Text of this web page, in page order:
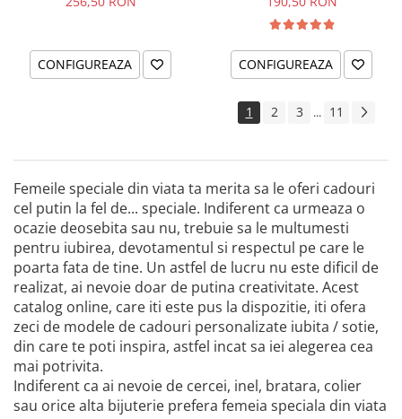
CONFIGUREAZA CONFIGUREAZA
1 2 3 ... 11
Femeile speciale din viata ta merita sa le oferi cadouri
cel putin la fel de... speciale. Indiferent ca urmeaza o
ocazie deosebita sau nu, trebuie sa le multumesti
pentru iubirea, devotamentul si respectul pe care le
poarta fata de tine. Un astfel de lucru nu este dificil de
realizat, ai nevoie doar de putina creativitate. Acest
catalog online, care iti este pus la dispozitie, iti ofera
zeci de modele de cadouri personalizate iubita / sotie,
din care te poti inspira, astfel incat sa iei alegerea cea
mai potrivita.
Indiferent ca ai nevoie de cercei, inel, bratara, colier
sau orice alta bijuterie prefera femeia speciala din viata